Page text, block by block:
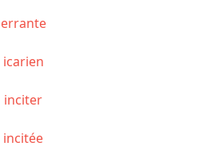
errante
icarien
inciter
incitée